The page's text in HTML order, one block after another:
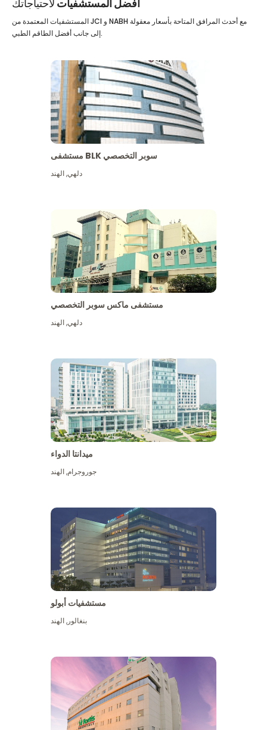
أفضل المستشفيات لاحتياجاتك
المستشفيات المعتمدة من JCI و NABH مع أحدث المرافق المتاحة بأسعار معقولة
إلى جانب أفضل الطاقم الطبي.
مستشفى BLK سوبر التخصصي
دلهي,الهند
مستشفى ماكس سوبر التخصصي
دلهي,الهند
ميدانتا الدواء
جوروجرام,الهند
مستشفيات أبولو
بنغالور,الهند